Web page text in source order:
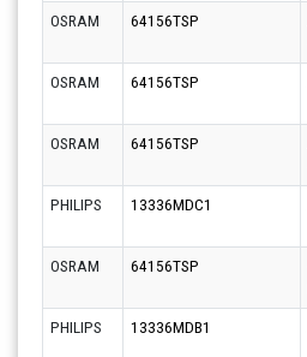
OSRAM
64156TSP
OSRAM
64156TSP
OSRAM
64156TSP
PHILIPS
13336MDC1
OSRAM 64156TSP
PHILIPS
13336MDB1